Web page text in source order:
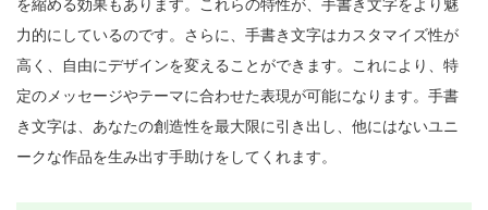
を縮める効果もあります。これらの特性が、手書き文字をより魅
力的にしているのです。さらに、手書き文字はカスタマイズ性が
高く、自由にデザインを変えることができます。これにより、特
定のメッセージやテーマに合わせた表現が可能になります。手書
き文字は、あなたの創造性を最大限に引き出し、他にはないユニ
ークな作品を生み出す手助けをしてくれます。